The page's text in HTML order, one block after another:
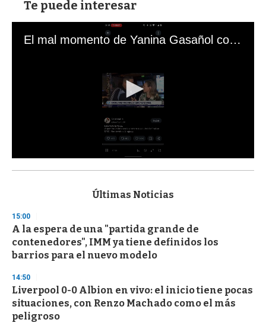
Te puede interesar
El mal momento de Yanina Gasañol con un hincha argentino en "Subrayado"
s
d
s
o
f
3
s
e
c
o
n
d
Últimas Noticias
15:00
A la espera de una "partida grande de
contenedores", IMM ya tiene definidos los
barrios para el nuevo modelo
14:50
Liverpool 0-0 Albion en vivo: el inicio tiene pocas
situaciones, con Renzo Machado como el más
peligroso